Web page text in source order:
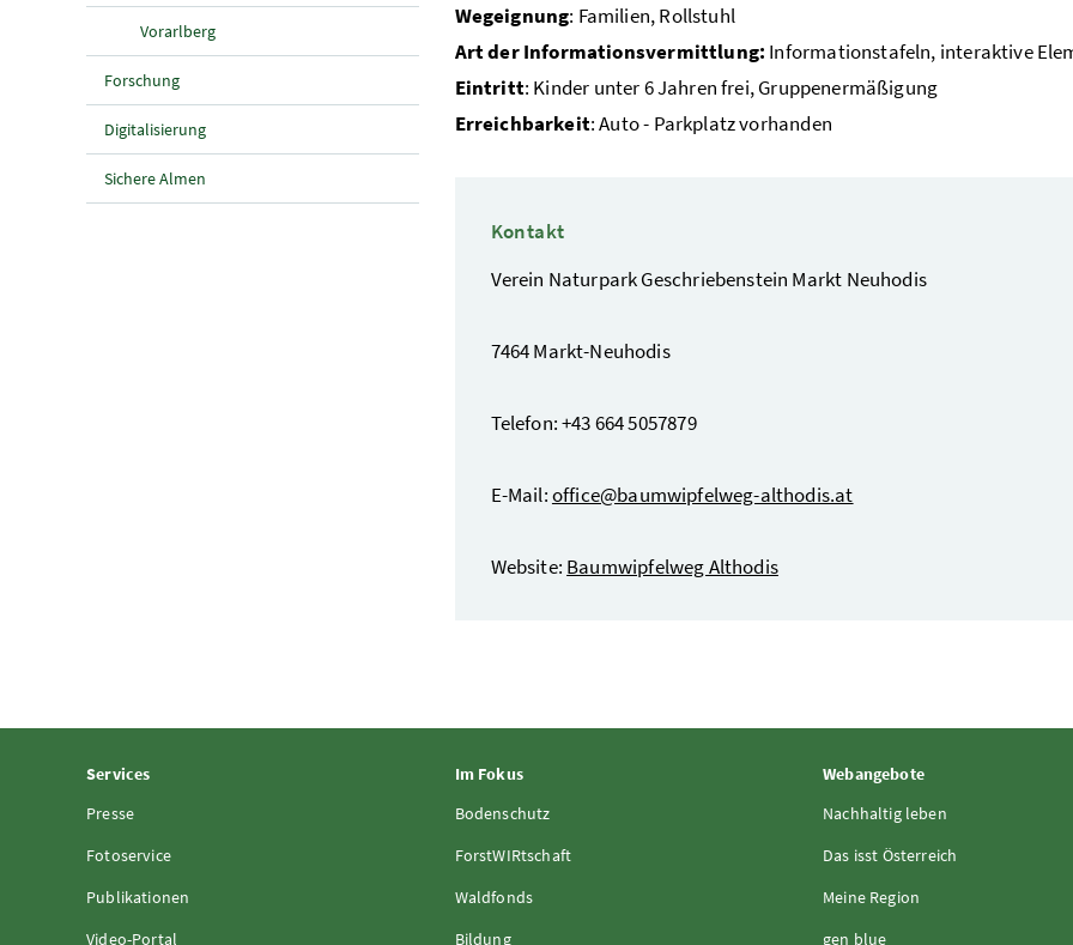
Vorarlberg
Forschung
Digitalisierung
Sichere Almen
Wegeignung: Familien, Rollstuhl
Art der Informationsvermittlung: Informationstafeln, interaktive
Eintritt: Kinder unter 6 Jahren frei, Gruppenermäßigung
Erreichbarkeit: Auto - Parkplatz vorhanden
Kontakt
Verein Naturpark Geschriebenstein Markt Neuhodis
7464 Markt-Neuhodis
Telefon: +43 664 5057879
E-Mail:office@baumwipfelweg-althodis.at
Website: Baumwipfelweg Althodis
Services
Presse
Fotoservice
Publikationen
Video-Portal
Im Fokus
Bodenschutz
ForstWIRtschaft
Waldfonds
Bildung
Webangebote
Nachhaltig leben
Das isst Österreich
Meine Region
gen blue